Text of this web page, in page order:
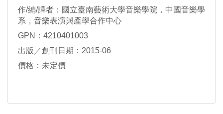
作/編/譯者：國立臺南藝術大學音樂學院，中國音樂學
系，音樂表演與產學合作中心
GPN：4210401003
出版／創刊日期：2015-06
價格：未定價